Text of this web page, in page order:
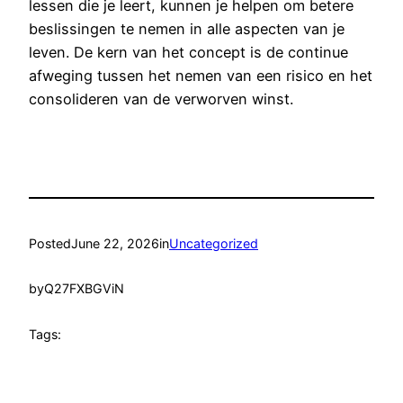
lessen die je leert, kunnen je helpen om betere
beslissingen te nemen in alle aspecten van je
leven. De kern van het concept is de continue
afweging tussen het nemen van een risico en het
consolideren van de verworven winst.
PostedJune 22, 2026inUncategorized
byQ27FXBGViN
Tags: